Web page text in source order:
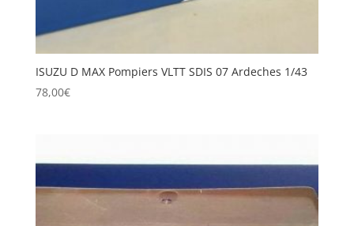
ISUZU D MAX Pompiers VLTT SDIS 07 Ardeches 1/43
78,00€